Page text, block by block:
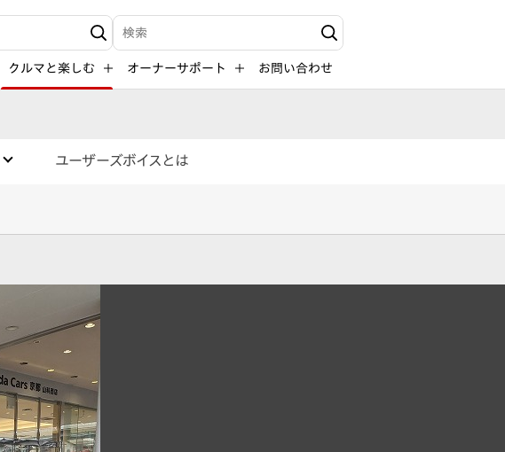
検索キーワード入力
クルマと楽しむ オーナーサポート お問い合わせ
ユーザーズボイスとは